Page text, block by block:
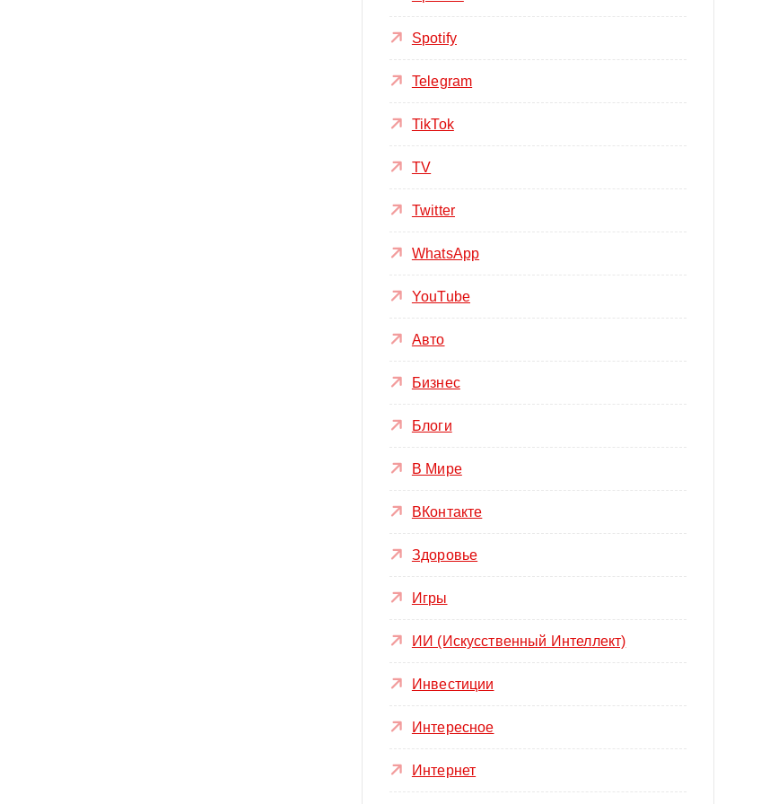
Spotify
Telegram
TikTok
TV
Twitter
WhatsApp
YouTube
Авто
Бизнес
Блоги
В Мире
ВКонтакте
Здоровье
Игры
ИИ (Искусственный Интеллект)
Инвестиции
Интересное
Интернет